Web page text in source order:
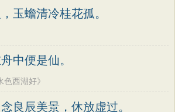
玉蟾清冷桂花孤。
中便是仙。
西湖好》
良辰美景，休放虚过。